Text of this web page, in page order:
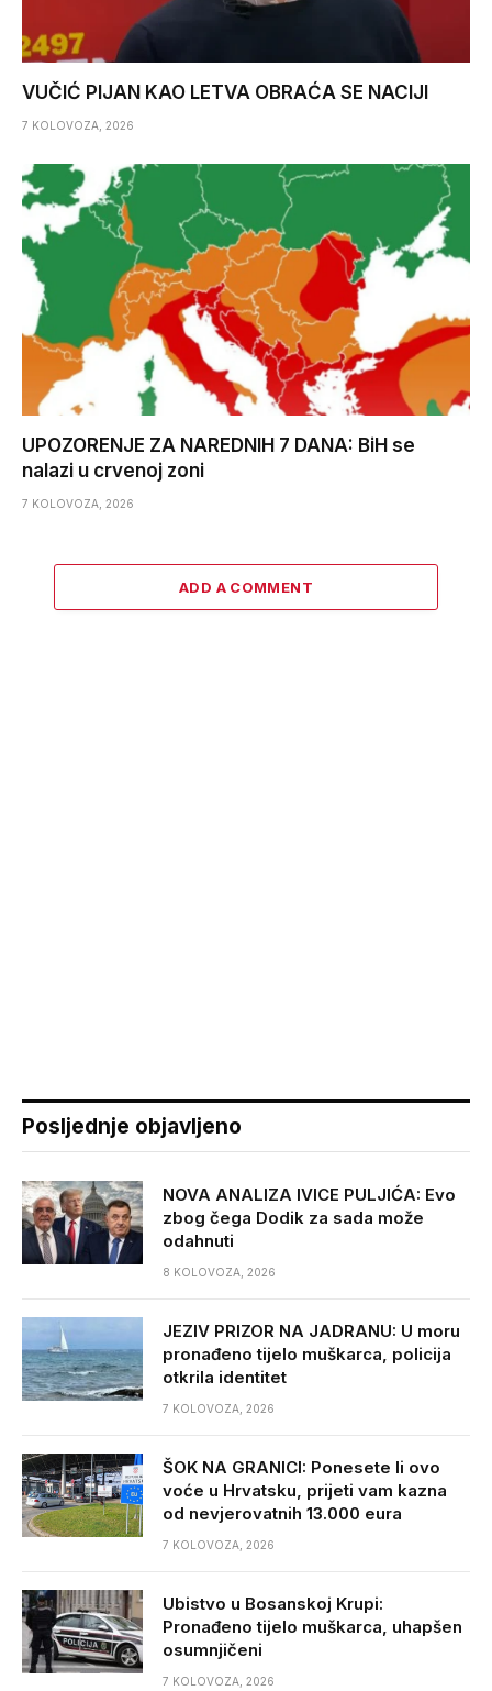
VUČIĆ PIJAN KAO LETVA OBRAĆA SE NACIJI
7 KOLOVOZA, 2026
UPOZORENJE ZA NAREDNIH 7 DANA: BiH se
nalazi u crvenoj zoni
7 KOLOVOZA, 2026
ADD A COMMENT
Posljednje objavljeno
NOVA ANALIZA IVICE PULJIĆA: Evo
zbog čega Dodik za sada može
odahnuti
8 KOLOVOZA, 2026
JEZIV PRIZOR NA JADRANU: U moru
pronađeno tijelo muškarca, policija
otkrila identitet
7 KOLOVOZA, 2026
ŠOK NA GRANICI: Ponesete li ovo
voće u Hrvatsku, prijeti vam kazna
od nevjerovatnih 13.000 eura
7 KOLOVOZA, 2026
Ubistvo u Bosanskoj Krupi:
Pronađeno tijelo muškarca, uhapšen
osumnjičeni
7 KOLOVOZA, 2026